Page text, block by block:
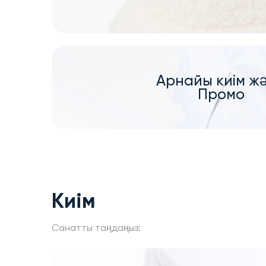
Арнайы киім
Промо
Киім
Санатты таңдаңыз: